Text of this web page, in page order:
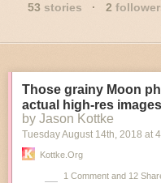
53 stories · 2
Those grainy Moon
actual high-res
by Jason Kottke
Tuesday August 14th, 2018 at
Kottke.org
1 Comment and 12